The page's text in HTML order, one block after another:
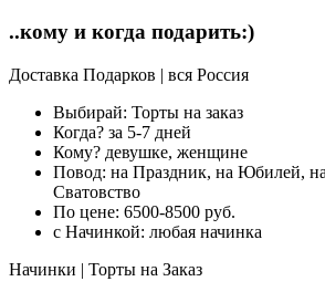
..кому и когда подарить:)
Доставка Подарков | вся Россия
Выбирай: Торты на заказ
Когда? за 5-7 дней
Кому? девушке, женщине
Повод: на Праздник, на Юбилей,
Сватовство
По цене: 6500-8500 руб.
с Начинкой: любая начинка
Начинки | Торты на Заказ